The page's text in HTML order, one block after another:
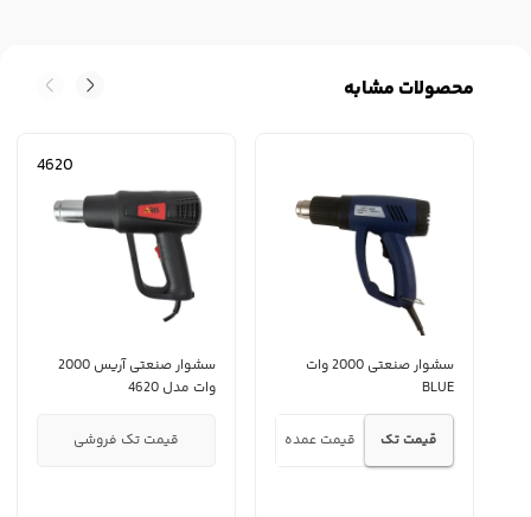
محصولات مشابه
سشوار صنعتی 2000 وات
‌BLUE
قیمت تک قیمت عمده
4620
سشوار صنعتی آریس 2000
وات مدل 4620
قیمت تک فروشی